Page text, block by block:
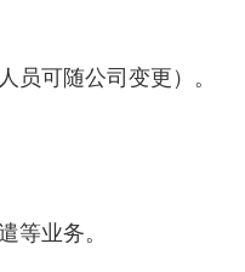
可随公司变更）。
等业务。